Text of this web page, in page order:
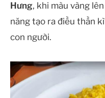
Hưng, khi màu vàng
năng tạo ra điều thần
con người.